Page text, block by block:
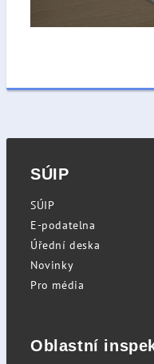
SÚIP
SÚIP
E-podatelna
Úřední deska
Novinky
Pro média
Oblastní